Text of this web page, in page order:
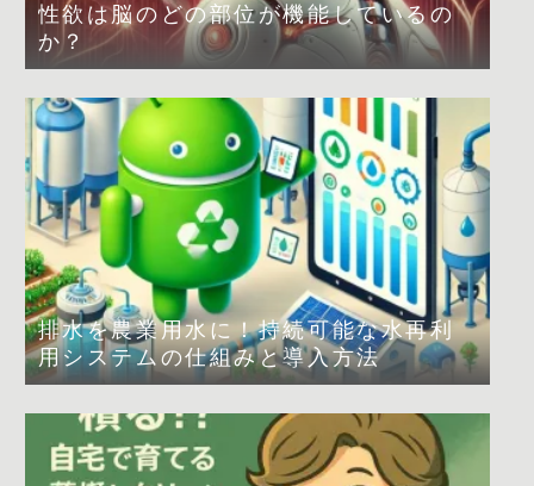
性欲は脳のどの部位が機能しているの
か？
排水を農業用水に！持続可能な水再利
用システムの仕組みと導入方法